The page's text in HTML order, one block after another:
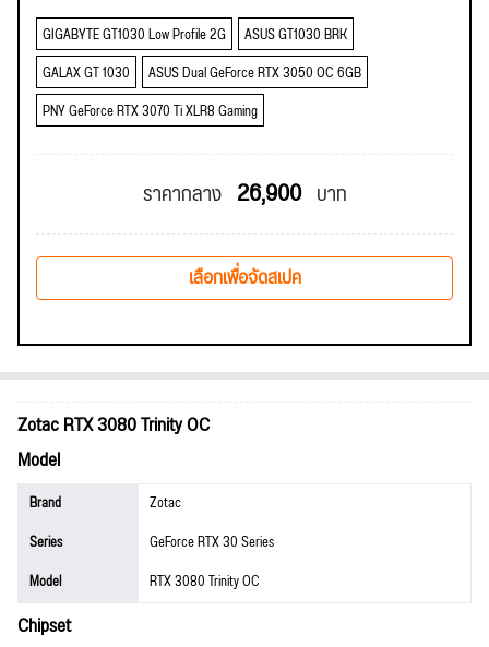
GIGABYTE GT1030 Low Profile 2G
ASUS GT1030 BRK
GALAX GT 1030
ASUS Dual GeForce RTX 3050 OC 6GB
PNY GeForce RTX 3070 Ti XLR8 Gaming
ราคากลาง 26,900 บาท
เลือกเพื่อจัดสเปค
Zotac RTX 3080 Trinity OC
Model
Brand
Zotac
Series
GeForce RTX 30 Series
Model
RTX 3080 Trinity OC
Chipset